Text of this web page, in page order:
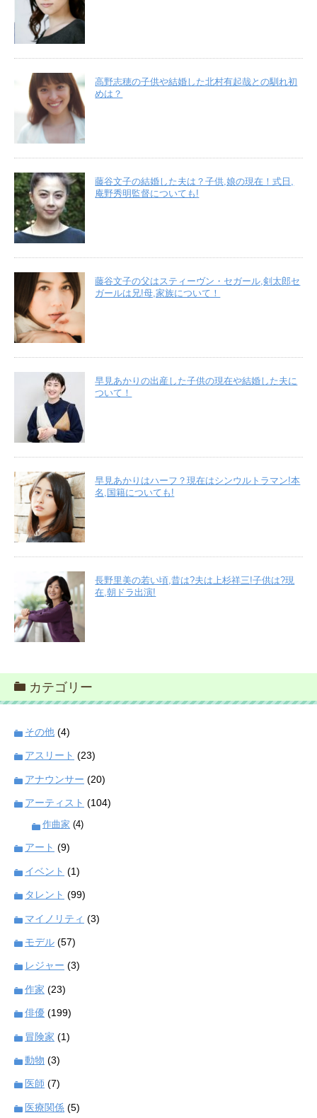
高野志穂の子供や結婚した北村有起哉との馴れ初
めは？
藤谷文子の結婚した夫は？子供,娘の現在！式日,
庵野秀明監督についても!
藤谷文子の父はスティーヴン・セガール,剣太郎セ
ガールは兄!母,家族について！
早見あかりの出産した子供の現在や結婚した夫に
ついて！
早見あかりはハーフ？現在はシンウルトラマン!本
名,国籍についても!
長野里美の若い頃,昔は?夫は上杉祥三!子供は?現
在,朝ドラ出演!
カテゴリー
その他 (4)
アスリート (23)
アナウンサー (20)
アーティスト (104)
作曲家 (4)
アート (9)
イベント (1)
タレント (99)
マイノリティ (3)
モデル (57)
レジャー (3)
作家 (23)
俳優 (199)
冒険家 (1)
動物 (3)
医師 (7)
医療関係 (5)